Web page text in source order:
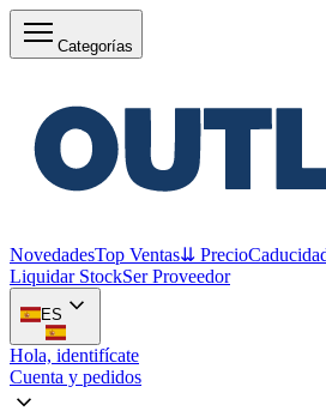
Categorías
NovedadesTop Ventas⇊ Precio
Liquidar StockSer Proveedor
ES
Hola, identifícate
Cuenta y pedidos